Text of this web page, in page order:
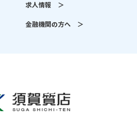
求人情報 ＞
金融機関の方へ ＞